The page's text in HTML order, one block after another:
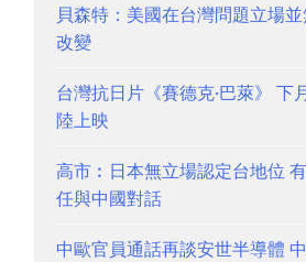
貝森特：美國在台灣問題立場
改變
台灣抗日片《賽德克·巴萊》 下
陸上映
高市︰日本無立場認定台地位
任與中國對話
中歐官員通話再談安世半導體